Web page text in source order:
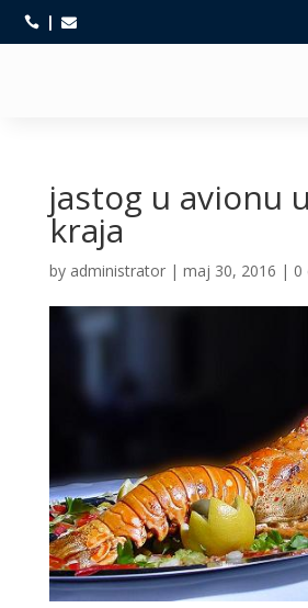
 
jastog u avionu
kraja
by administrator| maj 30, 2016 | 0